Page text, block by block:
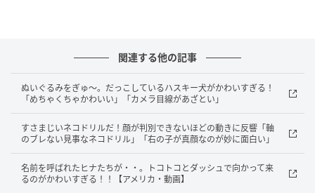
関連する他の記事
ぬいぐるみをぎゅ～。だっこしているハスキー犬がかわいすぎる！
「めちゃくちゃかわいい」「カメラ目線があざとい」
すさまじいネコドリルだ！顔が判別できないほどの動きに反響「軸
のブレない見事なネコドリル」「右の子が真顔なのが妙に面白い」
名前を呼ばれたヒナたちが・・。トコトコとダッシュで向かって来
るのがかわいすぎる！！【アメリカ・動画】